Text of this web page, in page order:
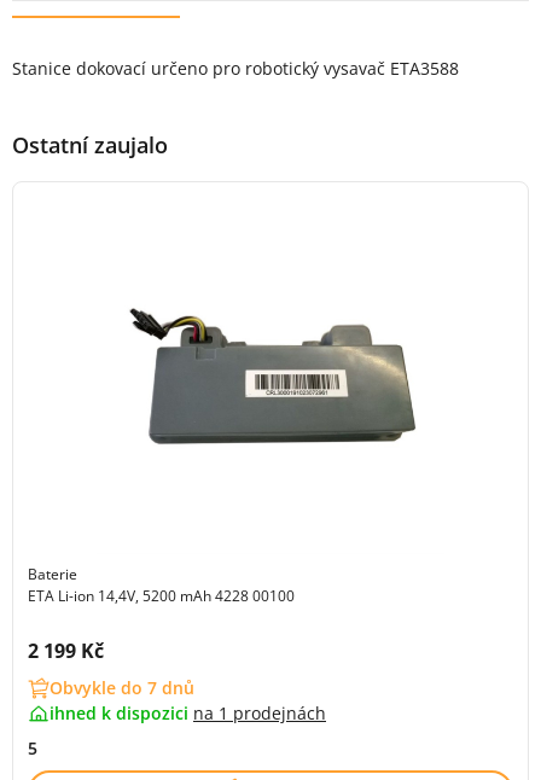
Stanice dokovací určeno pro robotický vysavač ETA3588
Ostatní zaujalo
Baterie
ETA Li-ion 14,4V, 5200 mAh 4228 00100
Cena s DPH:
2 199 Kč
Obvykle do 7 dnů
ihned k dispozici na 1 prodejnách
5